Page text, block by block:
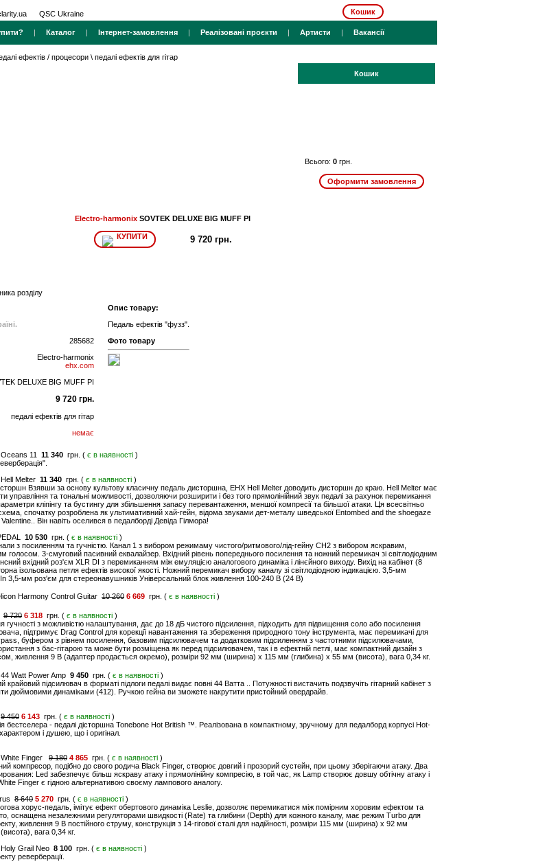
QSC Ukraine Кошик
| Каталог | Інтернет-замовлення | Реалізовані проєкти | Артисти | Вакансії
ефектів / процесори \ педалі ефектів для гітар
Кошик
Всього: 0 грн.
Electro-harmonix SOVTEK DELUXE BIG MUFF PI
КУПИТИ 9 720 грн.
розділу
285682
Electro-harmonix
ehx.com
DELUXE BIG MUFF PI
9 720 грн.
педалі ефектів для гітар
немає
Опис товару:
Педаль ефектів "фузз".
Фото товару
Oceans 11 11 340 грн. ( є в наявності )
Hell Melter 11 340 грн. ( є в наявності )
Взявши за основу культову класичну педаль дисторшна, EHX Hell Melter доводить дисторшн до краю. Hell Melter має
управління та тональні можливості, дозволяючи розширити і без того прямолінійний звук педалі за рахунок перемикання
кліпінгу та бустингу для збільшення запасу перевантаження, меншої компресії та більшої атаки. Ця всесвітньо
спочатку розроблена як ультимативний хай-гейн, відома звуками дет-металу шведської Entombed and the shoegaze
Він навіть оселився в педалборді Девіда Гілмора!
10 530 грн. ( є в наявності )
з посиленням та гучністю. Канал 1 з вибором режимаму чистого/ритмового/лід-гейну CH2 з вибором яскравим,
голосом. 3-смуговий пасивний еквалайзер. Вхідний рівень попереднього посилення та ножний перемикач зі світлодіодним
вхідний роз'єм XLR DI з перемиканням між емуляцією аналогового динаміка і лінєйного виходу. Вихід на кабінет (8
ізольована петля ефектів високої якості. Ножний перемикач вибору каналу зі світлодіодною індикацією. 3,5-мм
3,5-мм роз'єм для стереонавушників Універсальний блок живлення 100-240 В (24 В)
Harmony Control Guitar 10 260 6 669 грн. ( є в наявності )
9 720 6 318 грн. ( є в наявності )
гучності з можливістю налаштування, дає до 18 дБ чистого підсилення, підходить для підвищення соло або посилення
підтримує Drag Control для корекції навантаження та збереження природного тону інструмента, має перемикачі для
буфером з рівнем посилення, базовим підсилювачем та додатковим підсиленням з частотними підсилювачами,
з бас-гітарою та може бути розміщена як перед підсилювачем, так і в ефектній петлі, має компактний дизайн з
живлення 9 В (адаптер продається окремо), розміри 92 мм (ширина) x 115 мм (глибина) x 55 мм (висота), вага 0,34 кг.
44 Watt Power Amp 9 450 грн. ( є в наявності )
крайовий підсилювач в форматі підлоги педалі видає повні 44 Ватта .. Потужності вистачить подзвучіть гітарний кабінет з
дюймовими динаміками (412). Ручкою гейна ви зможете накрутити пристойний овердрайв.
9 450 6 143 грн. ( є в наявності )
бестселера - педалі дісторшна Tonebone Hot British ™. Реалізована в компактному, зручному для педалборд корпусі Hot-
і душею, що і оригінал.
White Finger 9 180 4 865 грн. ( є в наявності )
компресор, подібно до свого родича Black Finger, створює довгий і прозорий сустейн, при цьому зберігаючи атаку. Два
Led забезпечує більш яскраву атаку і прямолінійну компресію, в той час, як Lamp створює довшу обтічну атаку і
Finger є гідною альтернативою своєму лампового аналогу.
8 640 5 270 грн. ( є в наявності )
хорус-педаль, імітує ефект обертового динаміка Leslie, дозволяє перемикатися між помірним хоровим ефектом та
оснащена незалежними регуляторами швидкості (Rate) та глибини (Depth) для кожного каналу, має режим Turbo для
живлення 9 В постійного струму, конструкція з 14-гігової сталі для надійності, розміри 115 мм (ширина) x 92 мм
вага 0,34 кг.
Holy Grail Neo 8 100 грн. ( є в наявності )
реверберації.